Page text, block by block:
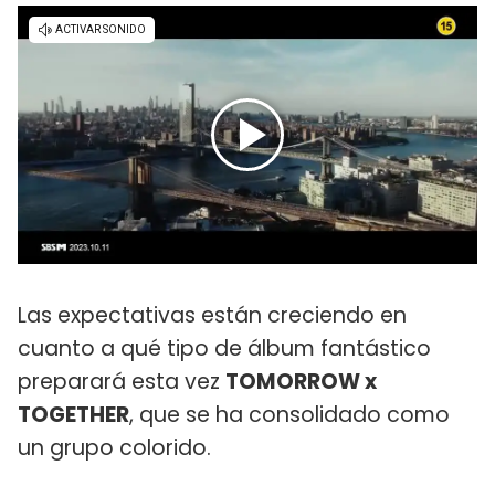
Las expectativas están creciendo en
cuanto a qué tipo de álbum fantástico
preparará esta vez TOMORROW x
TOGETHER, que se ha consolidado como
un grupo colorido.